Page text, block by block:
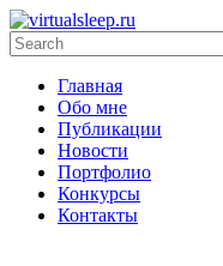
Главная
Обо мне
Публикации
Новости
Портфолио
Конкурсы
Контакты